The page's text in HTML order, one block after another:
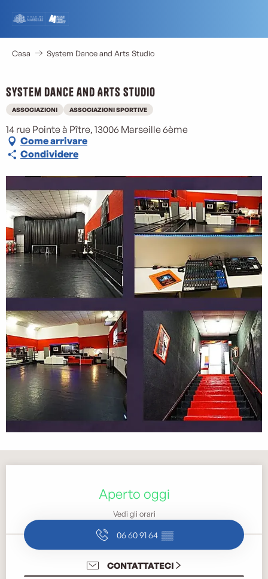
contenu
principal
Casa System Dance and Arts Studio
System Dance and Arts Studio
ASSOCIAZIONI ASSOCIAZIONI SPORTIVE
14 rue Pointe à Pître, 13006 Marseille 6ème
Come arrivare
Condividere
Aperto oggi
Vedi gli orari
06 60 91 64 ▒▒
CONTATTATECI